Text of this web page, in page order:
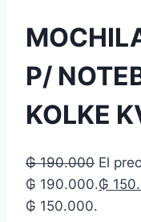
P/
KOLKE
₲190.000 El
₲ 190.000.₲
₲ 150.000.